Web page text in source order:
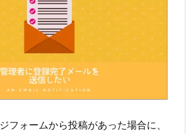
フォームから投稿があった場合に、